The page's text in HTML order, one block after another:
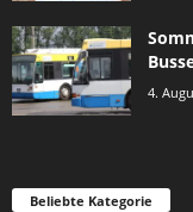
4.
Beliebte Kategorie